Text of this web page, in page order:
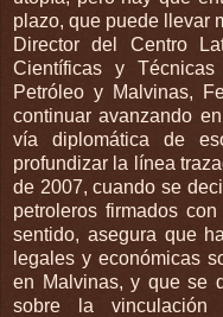
plazo, que puede llevar
Director del Centro
Científicas y
Petróleo y Malvinas,
continuar avanzando
vía diplomática de
profundizar la línea
de 2007, cuando se
petroleros firmados
sentido, asegura que
legales y económicas
en Malvinas, y que se
sobre la